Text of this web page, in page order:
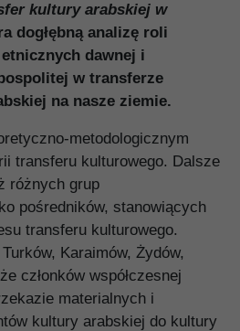
kultury arabskiej w
dogłębną analizę roli
dawnej i
w transferze
na nasze ziemie.
metodologicznym
transferu kulturowego. Dalsze
różnych grup
pośredników, stanowiących
transferu kulturowego.
Karaimów, Żydów,
członków współczesnej
materialnych i
kultury arabskiej do kultury